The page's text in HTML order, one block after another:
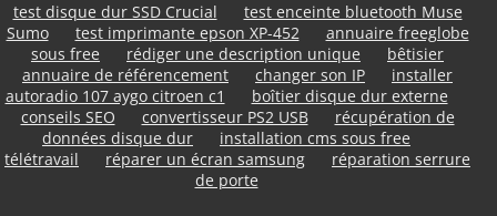
test disque dur SSD Crucial
test enceinte bluetooth Muse
Sumo
test imprimante epson XP-452
annuaire freeglobe
sous free
rédiger une description unique
bêtisier
annuaire de référencement
changer son IP
installer
autoradio 107 aygo citroen c1
boîtier disque dur externe
conseils SEO
convertisseur PS2 USB
récupération de
données disque dur
installation cms sous free
télétravail
réparer un écran samsung
réparation serrure
de porte